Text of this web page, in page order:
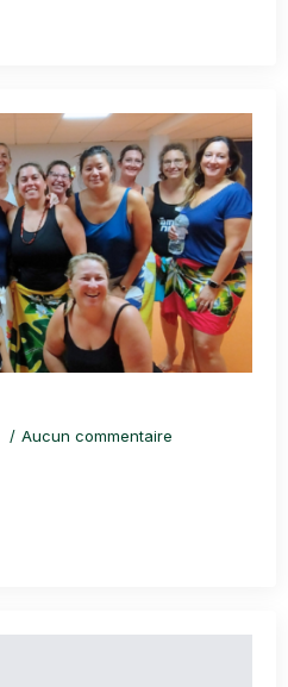
Aucun commentaire